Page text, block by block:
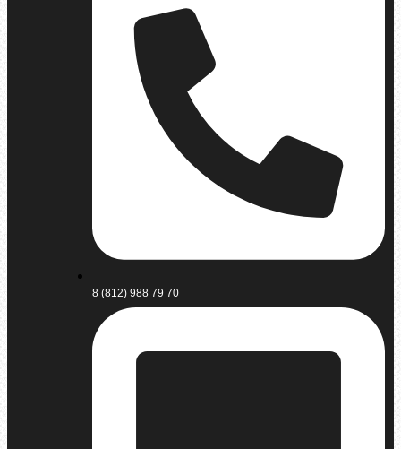
8 (812) 988 79 70